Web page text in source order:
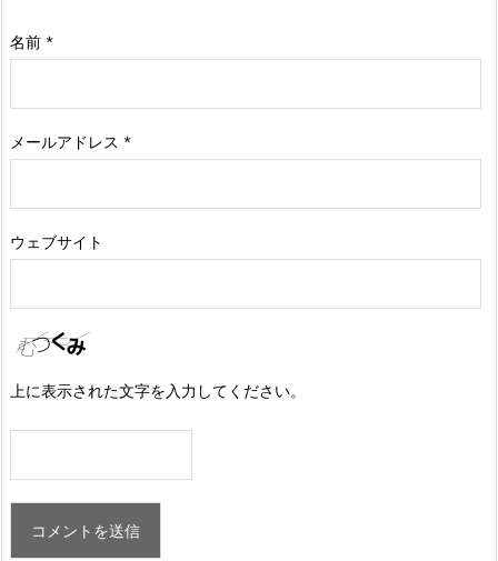
名前 *
メールアドレス *
ウェブサイト
上に表示された文字を入力してください。